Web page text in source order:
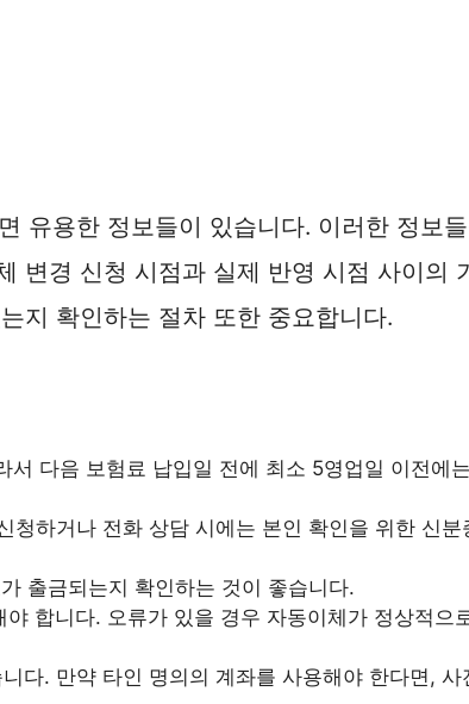
유용한 정보들이 있습니다. 이러한 정보
변경 신청 시점과 실제 반영 시점 사이의
지 확인하는 절차 또한 중요합니다.
다음 보험료 납입일 전에 최소 5영업일 이전에
하거나 전화 상담 시에는 본인 확인을 위한 신
출금되는지 확인하는 것이 좋습니다.
합니다. 오류가 있을 경우 자동이체가 정상적으
다. 만약 타인 명의의 계좌를 사용해야 한다면,